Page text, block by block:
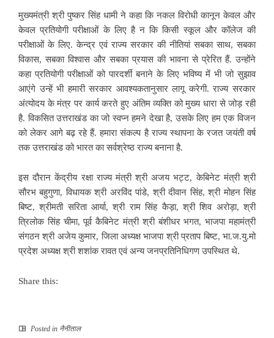
मुख्यमंत्री श्री पुष्कर सिंह धामी ने कहा कि नकल विरोधी कानून केवल और
केवल प्रतियोगी परीक्षाओं के लिए है न कि किसी स्कूल और कॉलेज की
परीक्षाओं के लिए. केन्द्र एवं राज्य सरकार की नीतियां सबका साथ, सबका
विकास, सबका विश्वास और सबका प्रयास की भावना से प्रेरित हैं. उन्होंने
कहा प्रतियोगी परीक्षाओं को पारदर्शी बनाने के लिए भविष्य में भी जो सुझाव
आएंगे उन्हें भी हमारी सरकार आवश्यकतानुसार लागू करेगी. राज्य सरकार
अंत्योदय के मंत्र पर कार्य करते हुए अंतिम व्यक्ति को मुख्य धारा से जोड़ रही
है. विकसित उत्तराखंड का जो स्वप्न हमने देखा है, उसके लिए हम एक विजन
को लेकर आगे बढ़ रहे हैं. हमारा संकल्प है राज्य स्थापना के रजत जयंती वर्ष
तक उत्तराखंड को भारत का सर्वश्रेष्ठ राज्य बनाना है.
इस दौरान केंद्रीय रक्षा राज्य मंत्री श्री अजय भट्ट, केबिनेट मंत्री श्री
सौरभ बहुगुणा, विधायक श्री अरविंद पांडे, श्री दीवान सिंह, श्री मोहन सिंह
बिष्ट, श्रीमती सरिता आर्या, श्री राम सिंह कैड़ा, श्री शिव अरोड़ा, श्री
त्रिलोक सिंह चीमा, पूर्व कैबिनेट मंत्री श्री बंशीधर भगत, भाजपा महामंत्री
संगठन श्री अजेय कुमार, जिला अध्यक्ष भाजपा श्री प्रताप बिष्ट, भा.ज.यु.मो
प्रदेश अध्यक्ष श्री शशांक रावत एवं अन्य जनप्रतिनिधिगण उपस्थित थे.
Share this:
Posted in नैनीताल